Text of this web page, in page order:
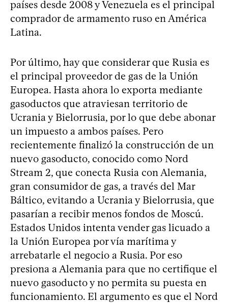
países desde 2008 y Venezuela es el principal
comprador de armamento ruso en América
Latina.
Por último, hay que considerar que Rusia es
el principal proveedor de gas de la Unión
Europea. Hasta ahora lo exporta mediante
gasoductos que atraviesan territorio de
Ucrania y Bielorrusia, por lo que debe abonar
un impuesto a ambos países. Pero
recientemente finalizó la construcción de un
nuevo gasoducto, conocido como Nord
Stream 2, que conecta Rusia con Alemania,
gran consumidor de gas, a través del Mar
Báltico, evitando a Ucrania y Bielorrusia, que
pasarían a recibir menos fondos de Moscú.
Estados Unidos intenta vender gas licuado a
la Unión Europea por vía marítima y
arrebatarle el negocio a Rusia. Por eso
presiona a Alemania para que no certifique el
nuevo gasoducto y no permita su puesta en
funcionamiento. El argumento es que el Nord